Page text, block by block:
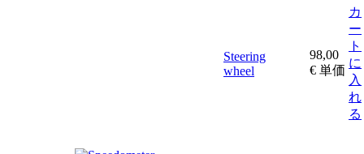
Steering
wheel
98,00
€ 単価
カ
ー
ト
に
入
れ
る